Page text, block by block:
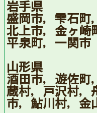
岩手県
盛岡市，雫石町
北上市，金ヶ崎
平泉町，一関市
山形県
酒田市，遊佐町
蔵村，戸沢村，
市，鮎川村，金